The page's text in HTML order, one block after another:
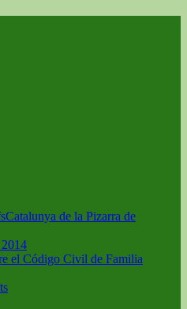
de la Pizarra de
el Código Civil de Familia